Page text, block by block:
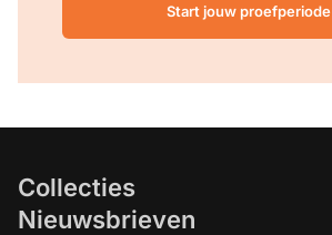
Start jouw proefperiode
Collecties
Nieuwsbrieven